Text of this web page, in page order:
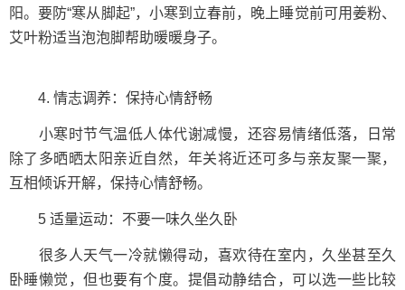
阳。要防“寒从脚起”，小寒到立春前，晚上睡觉前可用姜粉、
艾叶粉适当泡泡脚帮助暖暖身子。
4. 情志调养：保持心情舒畅
小寒时节气温低人体代谢减慢，还容易情绪低落，日常
除了多晒晒太阳亲近自然，年关将近还可多与亲友聚一聚，
互相倾诉开解，保持心情舒畅。
5 适量运动：不要一味久坐久卧
很多人天气一冷就懒得动，喜欢待在室内，久坐甚至久
卧睡懒觉，但也要有个度。提倡动静结合，可以选一些比较